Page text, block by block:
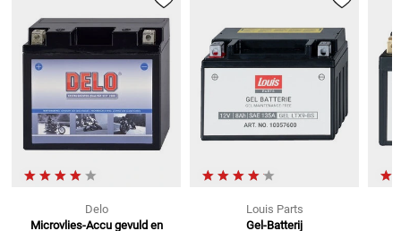
Delo
Microvlies-Accu gevuld en
Louis Parts
Gel-Batterij